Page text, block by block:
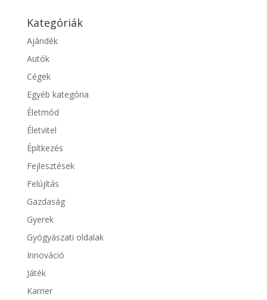
Kategóriák
Ajándék
Autók
Cégek
Egyéb kategória
Életmód
Életvitel
Építkezés
Fejlesztések
Felújítás
Gazdaság
Gyerek
Gyógyászati oldalak
Innováció
Játék
Karrier